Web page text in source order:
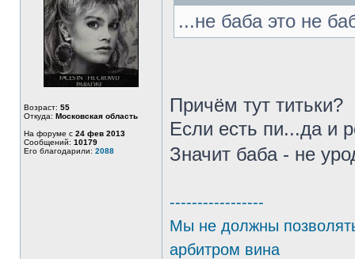
Возраст: 55
Откуда: Московская область
На форуме с 24 фев 2013
Сообщений: 10179
Его благодарили: 2088
...не баба это не
Причём тут титьки?
Если есть пи...да и
Значит баба - не
-----------------
Мы не должны
арбитром вина